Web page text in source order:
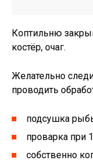
Коптильню
костёр, очаг.
Желательно
проводить
подсушка
проварка при
собственно